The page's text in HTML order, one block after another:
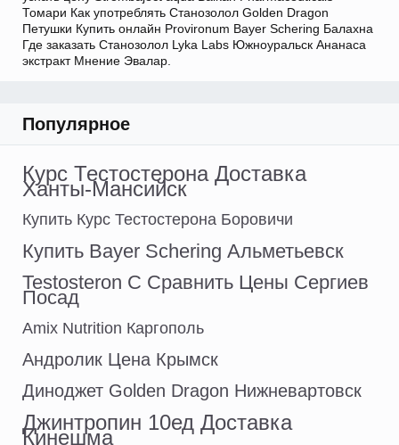
Томари Как употреблять Cтанозолол Golden Dragon
Петушки Купить онлайн Provironum Bayer Schering Балахна
Где заказать Станозолол Lyka Labs Южноуральск Ананаса
экстракт Мнение Эвалар.
Популярное
Курс Тестостерона Доставка
Ханты-Мансийск
Купить Курс Тестостерона Боровичи
Купить Bayer Schering Альметьевск
Testosteron C Сравнить Цены Сергиев
Посад
Amix Nutrition Каргополь
Андролик Цена Крымск
Диноджет Golden Dragon Нижневартовск
Джинтропин 10ед Доставка
Кинешма